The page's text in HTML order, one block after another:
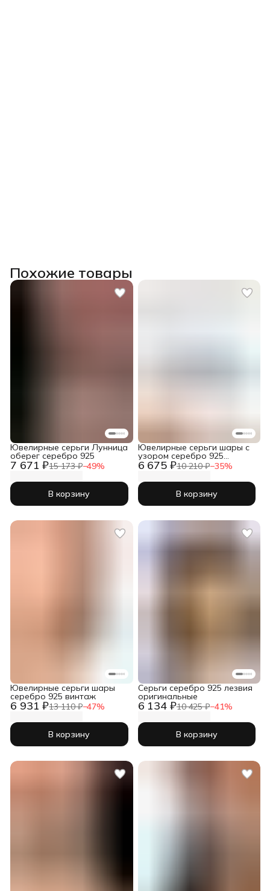
Похожие товары
7 671 ₽15 173 ₽−49%
Ювелирные серьги Лунница
оберег серебро 925
В корзину
6 675 ₽10 210 ₽−35%
Ювелирные серьги шары с
узором серебро 925
винтаж
В корзину
6 931 ₽13 110 ₽−47%
Ювелирные серьги шары
серебро 925 винтаж
В корзину
6 134 ₽10 425 ₽−41%
Серьги серебро 925 лезвия
оригинальные
В корзину